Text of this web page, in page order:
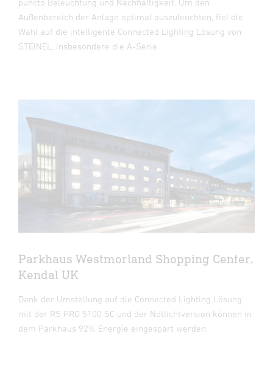
puncto Beleuchtung und Nachhaltigkeit. Um den
Außenbereich der Anlage optimal auszuleuchten, fiel die
Wahl auf die intelligente Connected Lighting Lösung von
STEINEL, insbesondere die A-Serie.
Parkhaus Westmorland Shopping Center,
Kendal UK
Dank der Umstellung auf die Connected Lighting Lösung
mit der RS PRO 5100 SC und der Notlichtversion können in
dem Parkhaus 92% Energie eingespart werden.